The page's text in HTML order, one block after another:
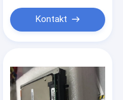
Kontakt